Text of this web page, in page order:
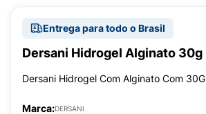
Entrega para todo o Brasil
Dersani Hidrogel Alginato 30g
Dersani Hidrogel Com Alginato Com 30G
Marca:DERSANI